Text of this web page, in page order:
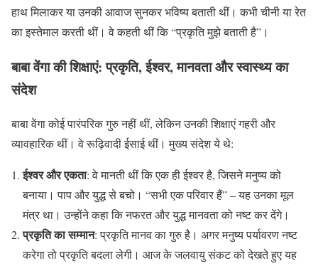
हाथ मिलाकर या उनकी आवाज सुनकर भविष्य बताती थीं। कभी चीनी या रेत
का इस्तेमाल करती थीं। वे कहती थीं कि “प्रकृति मुझे बताती है”।
बाबा वेंगा की शिक्षाएं: प्रकृति, ईश्वर, मानवता और स्वास्थ्य का
संदेश
बाबा वेंगा कोई पारंपरिक गुरु नहीं थीं, लेकिन उनकी शिक्षाएं गहरी और
व्यावहारिक थीं। वे रूढ़िवादी ईसाई थीं। मुख्य संदेश ये थे:
ईश्वर और एकता: वे मानती थीं कि एक ही ईश्वर है, जिसने मनुष्य को
बनाया। पाप और युद्ध से बचो। “सभी एक परिवार हैं” – यह उनका मूल
मंत्र था। उन्होंने कहा कि नफरत और युद्ध मानवता को नष्ट कर देंगे।
प्रकृति का सम्मान: प्रकृति मानव का गुरु है। अगर मनुष्य पर्यावरण नष्ट
करेगा तो प्रकृति बदला लेगी। आज के जलवायु संकट को देखते हुए यह